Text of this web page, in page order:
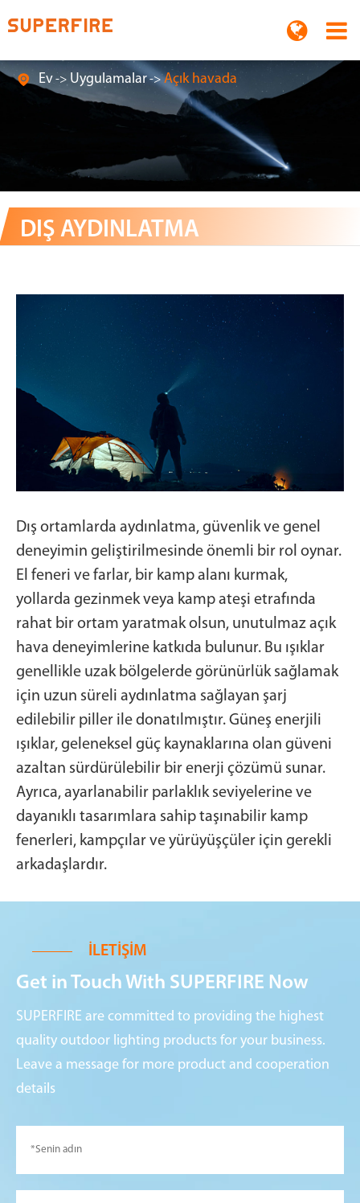
DIŞ AYDINLATMA
 Ev Uygulamalar Açık havada
Dış ortamlarda aydınlatma, güvenlik ve genel
deneyimin geliştirilmesinde önemli bir rol oynar.
El feneri ve farlar, bir kamp alanı kurmak,
yollarda gezinmek veya kamp ateşi etrafında
rahat bir ortam yaratmak olsun, unutulmaz açık
hava deneyimlerine katkıda bulunur. Bu ışıklar
genellikle uzak bölgelerde görünürlük sağlamak
için uzun süreli aydınlatma sağlayan şarj
edilebilir piller ile donatılmıştır. Güneş enerjili
ışıklar, geleneksel güç kaynaklarına olan güveni
azaltan sürdürülebilir bir enerji çözümü sunar.
Ayrıca, ayarlanabilir parlaklık seviyelerine ve
dayanıklı tasarımlara sahip taşınabilir kamp
fenerleri, kampçılar ve yürüyüşçüler için gerekli
arkadaşlardır.
İLETIŞIM
Get in Touch With SUPERFIRE Now
SUPERFIRE are committed to providing the highest
quality outdoor lighting products for your business.
Leave a message for more product and cooperation
details